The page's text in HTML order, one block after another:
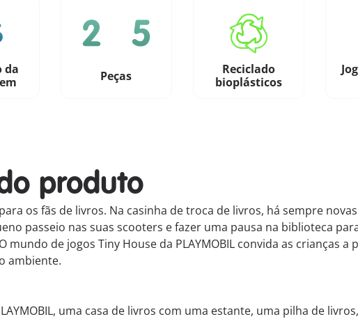
da
Peças
Reciclado
bioplásticos
produto
os fãs de livros. Na casinha de troca de livros, há sempre
passeio nas suas scooters e fazer uma pausa na biblioteca
mundo de jogos Tiny House da PLAYMOBIL convida as crianças
ambiente.
uma casa de livros com uma estante, uma pilha de